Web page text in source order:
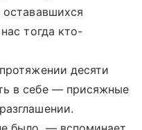
тогда кто-
десяти
в себе — присяжные